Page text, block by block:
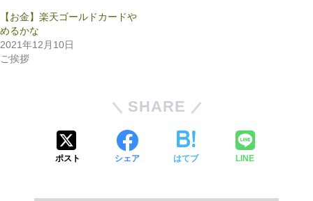
【お金】楽天ゴールドカードや
めるかな
2021年12月10日
ご挨拶
SHARE
ポスト シェア はてブ LINE